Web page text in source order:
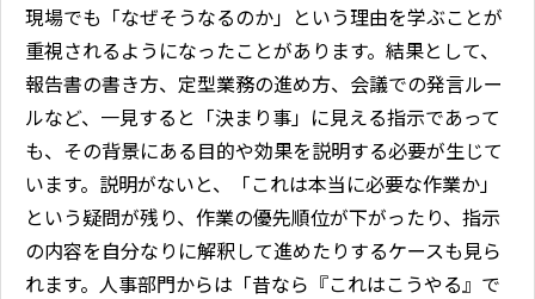
現場でも「なぜそうなるのか」という理由を学ぶことが
重視されるようになったことがあります。結果として、
報告書の書き方、定型業務の進め方、会議での発言ルー
ルなど、一見すると「決まり事」に見える指示であって
も、その背景にある目的や効果を説明する必要が生じて
います。説明がないと、「これは本当に必要な作業か」
という疑問が残り、作業の優先順位が下がったり、指示
の内容を自分なりに解釈して進めたりするケースも見ら
れます。人事部門からは「昔なら『これはこうやる』で